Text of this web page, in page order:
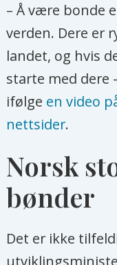
I
Kirkens
med
det KN
– Å være bonde
verden. Dere er
landet, og hvis
starte med dere
ifølge en video
nettsider.
Norsk
bønder
Det er ikke